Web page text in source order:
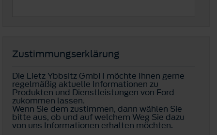
Zustimmungserklärung
Die Lietz Ybbsitz GmbH möchte Ihnen gerne
regelmäßig aktuelle Informationen zu
Produkten und Dienstleistungen von Ford
zukommen lassen.
Wenn Sie dem zustimmen, dann wählen Sie
bitte aus, ob und auf welchem Weg Sie dazu
von uns Informationen erhalten möchten.